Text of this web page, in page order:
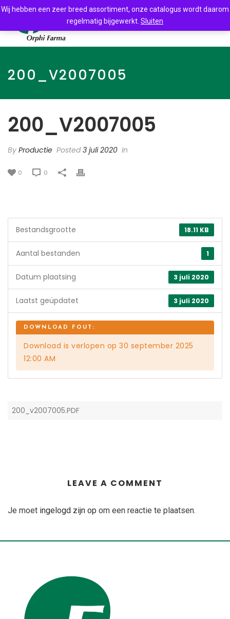
200_V2007005
200_V2007005
By Productie Posted3 juli 2020 In
0 0
18.11 KB
Bestandsgrootte
1
Aantal bestanden
3 juli 2020
Datum plaatsing
3 juli 2020
Laatst geüpdatet
Download is verlopen op 30 september 2025
12:00 AM
200_v2007005.PDF
LEAVE A COMMENT
Je moet ingelogd zijn op om een reactie te plaatsen.
Wij hebben een zeer breed assortiment, onze catalogus wordt daarom
regelmatig bijgewerkt. Sluiten